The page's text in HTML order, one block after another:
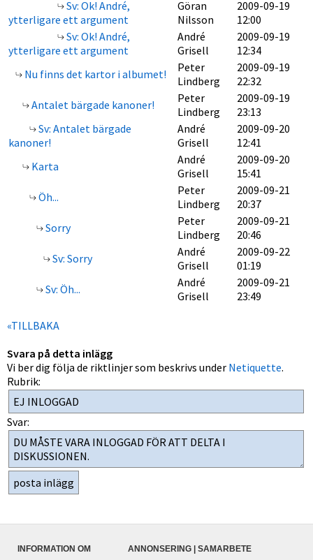
Sv: Ok! André,
ytterligare ett argument
Göran
Nilsson
2009-09-19
12:00
Sv: Ok! André,
ytterligare ett argument
André
Grisell
2009-09-19
12:34
Nu finns det kartor i albumet!
Peter
Lindberg
2009-09-19
22:32
Antalet bärgade kanoner!
Peter
Lindberg
2009-09-19
23:13
Sv: Antalet bärgade
kanoner!
André
Grisell
2009-09-20
12:41
Karta
André
Grisell
2009-09-20
15:41
Öh...
Peter
Lindberg
2009-09-21
20:37
Sorry
Peter
Lindberg
2009-09-21
20:46
Sv: Sorry
André
Grisell
2009-09-22
01:19
Sv: Öh...
André
Grisell
2009-09-21
23:49
«TILLBAKA
Svara på detta inlägg
Vi ber dig följa de riktlinjer som beskrivs under Netiquette.
Rubrik:
Svar:
INFORMATION OM
ANNONSERING | SAMARBETE